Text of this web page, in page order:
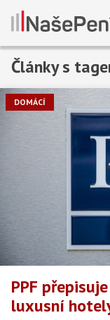
Články s
DOMÁCÍ
PPF
luxusní